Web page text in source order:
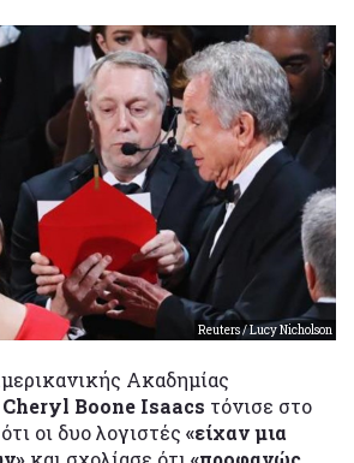
Reuters / Lucy Nicholson
Ακαδημίας
Cheryl Boone Isaacs τόνισε στο
οι δυο λογιστές «είχαν μια